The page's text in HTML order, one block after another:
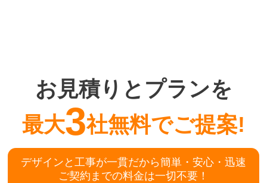
お見積りとプランを
最大3社無料でご提案!
デザインと工事が一貫だから簡単・安心・迅速
ご契約までの料金は一切不要！